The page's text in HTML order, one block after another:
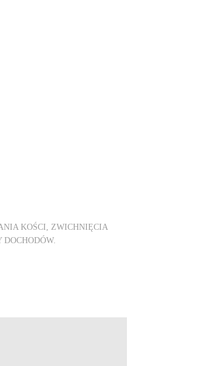
KOŚCI, ZWICHNIĘCIA